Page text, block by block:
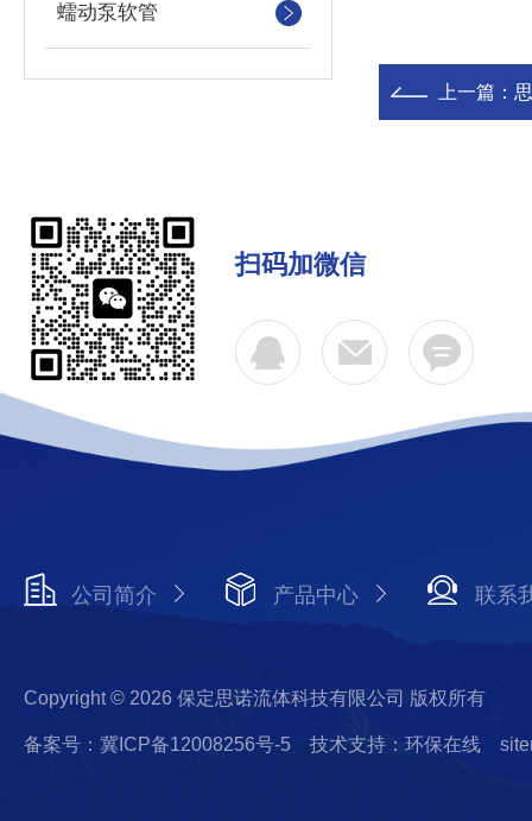
蠕动泵软管
上一篇：
扫码加微信
公司简介 产品中心 联系
Copyright © 2026 保定思诺流体科技有限公司 版权所有
备案号：冀ICP备12008256号-5 技术支持：环保在线